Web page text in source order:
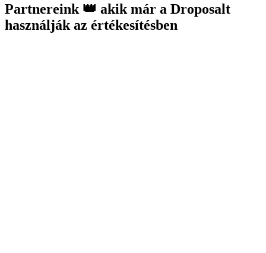
Partnereink 👑 akik már a Droposalt
használják az értékesítésben